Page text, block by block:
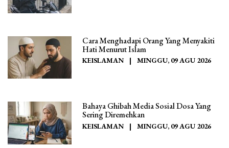
Cara Menghadapi Orang Yang Menyakiti
Hati Menurut Islam
KEISLAMAN | MINGGU, 09 AGU 2026
Bahaya Ghibah Media Sosial Dosa Yang
Sering Diremehkan
KEISLAMAN | MINGGU, 09 AGU 2026